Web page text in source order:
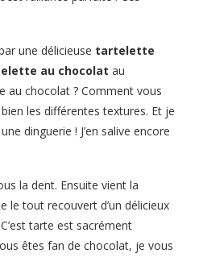
une délicieuse tartelette
au chocolat au
au chocolat ? Comment vous
les différentes textures. Et je
dinguerie ! J’en salive encore
la dent. Ensuite vient la
le tout recouvert d’un délicieux
tarte est sacrément
êtes fan de chocolat, je vous